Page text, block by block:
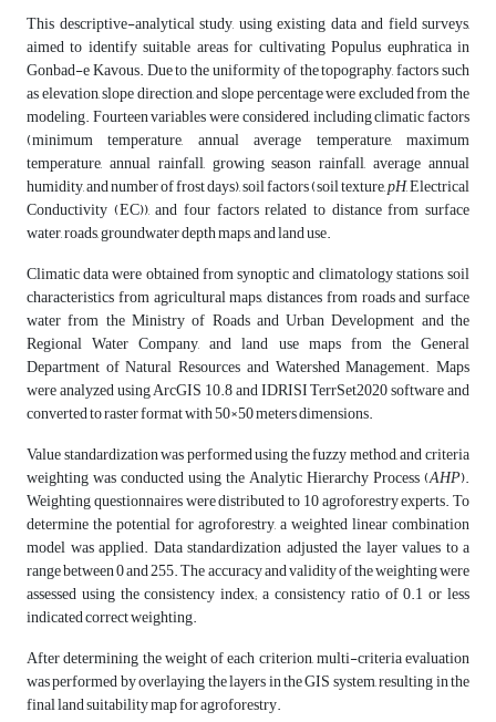
This descriptive-analytical study, using existing data and field surveys,
aimed to identify suitable areas for cultivating Populus euphratica in
Gonbad-e Kavous. Due to the uniformity of the topography, factors such
as elevation, slope direction, and slope percentage were excluded from the
modeling. Fourteen variables were considered, including climatic factors
(minimum temperature, annual average temperature, maximum
temperature, annual rainfall, growing season rainfall, average annual
humidity, and number of frost days), soil factors (soil texture,pH, Electrical
Conductivity (EC)), and four factors related to distance from surface
water, roads, groundwater depth maps, and land use.
Climatic data were obtained from synoptic and climatology stations, soil
characteristics from agricultural maps, distances from roads and surface
water from the Ministry of Roads and Urban Development and the
Regional Water Company, and land use maps from the General
Department of Natural Resources and Watershed Management. Maps
were analyzed using ArcGIS 10.8 and IDRISI TerrSet2020 software and
converted to raster format with 50×50 meters dimensions.
Value standardization was performed using the fuzzy method, and criteria
weighting was conducted using the Analytic Hierarchy Process (AHP).
Weighting questionnaires were distributed to 10 agroforestry experts. To
determine the potential for agroforestry, a weighted linear combination
model was applied. Data standardization adjusted the layer values to a
range between 0 and 255. The accuracy and validity of the weighting were
assessed using the consistency index; a consistency ratio of 0.1 or less
indicated correct weighting.
After determining the weight of each criterion, multi-criteria evaluation
was performed by overlaying the layers in the GIS system, resulting in the
final land suitability map for agroforestry.